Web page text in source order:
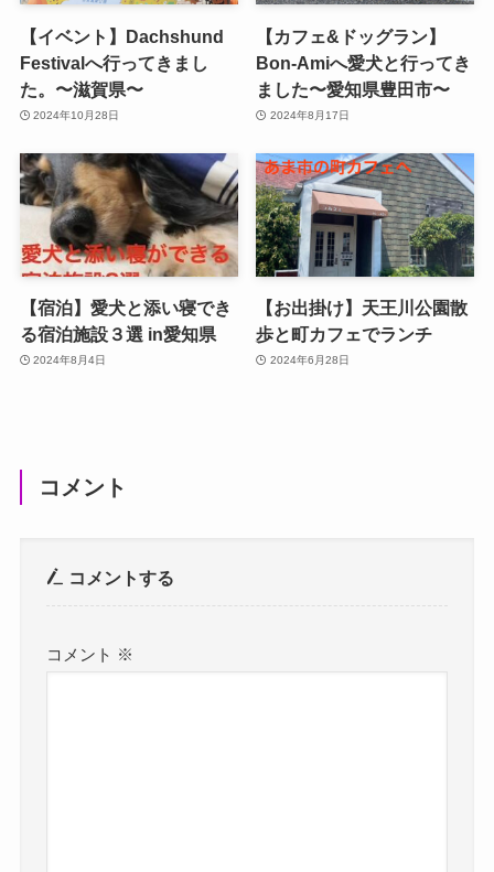
【イベント】Dachshund
Festivalへ行ってきまし
た。〜滋賀県〜
2024年10月28日
【カフェ&ドッグラン】
Bon-Amiへ愛犬と行ってき
ました〜愛知県豊田市〜
2024年8月17日
【宿泊】愛犬と添い寝でき
る宿泊施設３選 in愛知県
2024年8月4日
【お出掛け】天王川公園散
歩と町カフェでランチ
2024年6月28日
コメント
コメントする
コメント ※